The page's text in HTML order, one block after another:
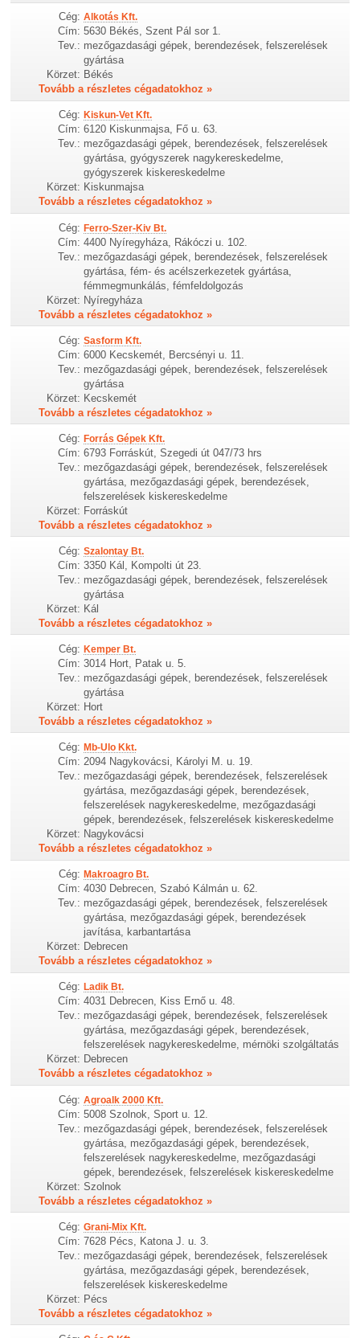
Cég: Alkotás Kft.
Cím: 5630 Békés, Szent Pál sor 1.
Tev.: mezőgazdasági gépek, berendezések, felszerelések
gyártása
Körzet: Békés
Tovább a részletes cégadatokhoz »
Cég: Kiskun-Vet Kft.
Cím: 6120 Kiskunmajsa, Fő u. 63.
Tev.: mezőgazdasági gépek, berendezések, felszerelések
gyártása, gyógyszerek nagykereskedelme,
gyógyszerek kiskereskedelme
Körzet: Kiskunmajsa
Tovább a részletes cégadatokhoz »
Cég: Ferro-Szer-Kiv Bt.
Cím: 4400 Nyíregyháza, Rákóczi u. 102.
Tev.: mezőgazdasági gépek, berendezések, felszerelések
gyártása, fém- és acélszerkezetek gyártása,
fémmegmunkálás, fémfeldolgozás
Körzet: Nyíregyháza
Tovább a részletes cégadatokhoz »
Cég: Sasform Kft.
Cím: 6000 Kecskemét, Bercsényi u. 11.
Tev.: mezőgazdasági gépek, berendezések, felszerelések
gyártása
Körzet: Kecskemét
Tovább a részletes cégadatokhoz »
Cég: Forrás Gépek Kft.
Cím: 6793 Forráskút, Szegedi út 047/73 hrs
Tev.: mezőgazdasági gépek, berendezések, felszerelések
gyártása, mezőgazdasági gépek, berendezések,
felszerelések kiskereskedelme
Körzet: Forráskút
Tovább a részletes cégadatokhoz »
Cég: Szalontay Bt.
Cím: 3350 Kál, Kompolti út 23.
Tev.: mezőgazdasági gépek, berendezések, felszerelések
gyártása
Körzet: Kál
Tovább a részletes cégadatokhoz »
Cég: Kemper Bt.
Cím: 3014 Hort, Patak u. 5.
Tev.: mezőgazdasági gépek, berendezések, felszerelések
gyártása
Körzet: Hort
Tovább a részletes cégadatokhoz »
Cég: Mb-Ulo Kkt.
Cím: 2094 Nagykovácsi, Károlyi M. u. 19.
Tev.: mezőgazdasági gépek, berendezések, felszerelések
gyártása, mezőgazdasági gépek, berendezések,
felszerelések nagykereskedelme, mezőgazdasági
gépek, berendezések, felszerelések kiskereskedelme
Körzet: Nagykovácsi
Tovább a részletes cégadatokhoz »
Cég: Makroagro Bt.
Cím: 4030 Debrecen, Szabó Kálmán u. 62.
Tev.: mezőgazdasági gépek, berendezések, felszerelések
gyártása, mezőgazdasági gépek, berendezések
javítása, karbantartása
Körzet: Debrecen
Tovább a részletes cégadatokhoz »
Cég: Ladik Bt.
Cím: 4031 Debrecen, Kiss Ernő u. 48.
Tev.: mezőgazdasági gépek, berendezések, felszerelések
gyártása, mezőgazdasági gépek, berendezések,
felszerelések nagykereskedelme, mérnöki szolgáltatás
Körzet: Debrecen
Tovább a részletes cégadatokhoz »
Cég: Agroalk 2000 Kft.
Cím: 5008 Szolnok, Sport u. 12.
Tev.: mezőgazdasági gépek, berendezések, felszerelések
gyártása, mezőgazdasági gépek, berendezések,
felszerelések nagykereskedelme, mezőgazdasági
gépek, berendezések, felszerelések kiskereskedelme
Körzet: Szolnok
Tovább a részletes cégadatokhoz »
Cég: Grani-Mix Kft.
Cím: 7628 Pécs, Katona J. u. 3.
Tev.: mezőgazdasági gépek, berendezések, felszerelések
gyártása, mezőgazdasági gépek, berendezések,
felszerelések kiskereskedelme
Körzet: Pécs
Tovább a részletes cégadatokhoz »